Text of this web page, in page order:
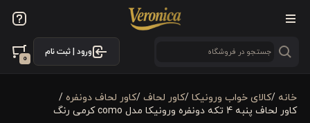
ورود | ثبت نام
0
خانه /کالای خواب ورونیکا /کاور لحاف /کاور لحاف دونفره /
کاور لحاف پنبه 4 تکه دونفره ورونیکا مدل como کرمی رنگ